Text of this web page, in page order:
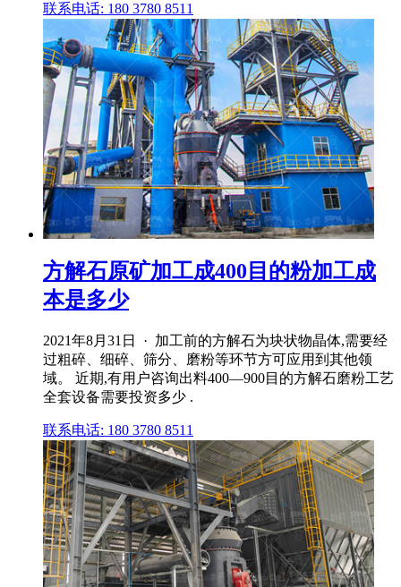
联系电话: 180 3780 8511
方解石原矿加工成400目的粉加工成
本是多少
2021年8月31日 · 加工前的方解石为块状物晶体,需要经
过粗碎、细碎、筛分、磨粉等环节方可应用到其他领
域。 近期,有用户咨询出料400—900目的方解石磨粉工艺
全套设备需要投资多少 .
联系电话: 180 3780 8511